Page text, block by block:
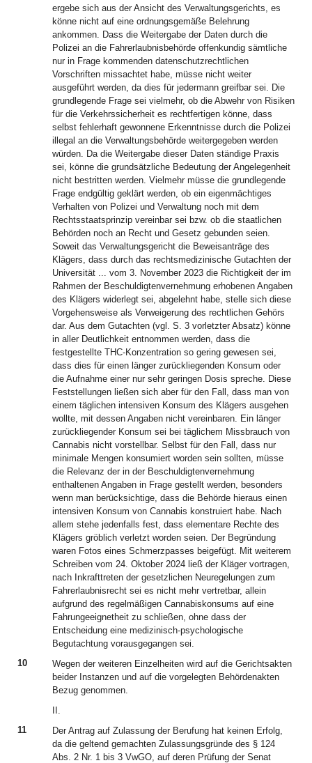
ergebe sich aus der Ansicht des Verwaltungsgerichts, es
könne nicht auf eine ordnungsgemäße Belehrung
ankommen. Dass die Weitergabe der Daten durch die
Polizei an die Fahrerlaubnisbehörde offenkundig sämtliche
nur in Frage kommenden datenschutzrechtlichen
Vorschriften missachtet habe, müsse nicht weiter
ausgeführt werden, da dies für jedermann greifbar sei. Die
grundlegende Frage sei vielmehr, ob die Abwehr von Risiken
für die Verkehrssicherheit es rechtfertigen könne, dass
selbst fehlerhaft gewonnene Erkenntnisse durch die Polizei
illegal an die Verwaltungsbehörde weitergegeben werden
würden. Da die Weitergabe dieser Daten ständige Praxis
sei, könne die grundsätzliche Bedeutung der Angelegenheit
nicht bestritten werden. Vielmehr müsse die grundlegende
Frage endgültig geklärt werden, ob ein eigenmächtiges
Verhalten von Polizei und Verwaltung noch mit dem
Rechtsstaatsprinzip vereinbar sei bzw. ob die staatlichen
Behörden noch an Recht und Gesetz gebunden seien.
Soweit das Verwaltungsgericht die Beweisanträge des
Klägers, dass durch das rechtsmedizinische Gutachten der
Universität ... vom 3. November 2023 die Richtigkeit der im
Rahmen der Beschuldigtenvernehmung erhobenen Angaben
des Klägers widerlegt sei, abgelehnt habe, stelle sich diese
Vorgehensweise als Verweigerung des rechtlichen Gehörs
dar. Aus dem Gutachten (vgl. S. 3 vorletzter Absatz) könne
in aller Deutlichkeit entnommen werden, dass die
festgestellte THC-Konzentration so gering gewesen sei,
dass dies für einen länger zurückliegenden Konsum oder
die Aufnahme einer nur sehr geringen Dosis spreche. Diese
Feststellungen ließen sich aber für den Fall, dass man von
einem täglichen intensiven Konsum des Klägers ausgehen
wollte, mit dessen Angaben nicht vereinbaren. Ein länger
zurückliegender Konsum sei bei täglichem Missbrauch von
Cannabis nicht vorstellbar. Selbst für den Fall, dass nur
minimale Mengen konsumiert worden sein sollten, müsse
die Relevanz der in der Beschuldigtenvernehmung
enthaltenen Angaben in Frage gestellt werden, besonders
wenn man berücksichtige, dass die Behörde hieraus einen
intensiven Konsum von Cannabis konstruiert habe. Nach
allem stehe jedenfalls fest, dass elementare Rechte des
Klägers gröblich verletzt worden seien. Der Begründung
waren Fotos eines Schmerzpasses beigefügt. Mit weiterem
Schreiben vom 24. Oktober 2024 ließ der Kläger vortragen,
nach Inkrafttreten der gesetzlichen Neuregelungen zum
Fahrerlaubnisrecht sei es nicht mehr vertretbar, allein
aufgrund des regelmäßigen Cannabiskonsums auf eine
Fahrungeeignetheit zu schließen, ohne dass der
Entscheidung eine medizinisch-psychologische
Begutachtung vorausgegangen sei.
10
Wegen der weiteren Einzelheiten wird auf die Gerichtsakten
beider Instanzen und auf die vorgelegten Behördenakten
Bezug genommen.
II.
11
Der Antrag auf Zulassung der Berufung hat keinen Erfolg,
da die geltend gemachten Zulassungsgründe des § 124
Abs. 2 Nr. 1 bis 3 VwGO, auf deren Prüfung der Senat